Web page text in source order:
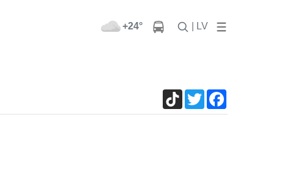
+24° | LV
TikTokTwitter